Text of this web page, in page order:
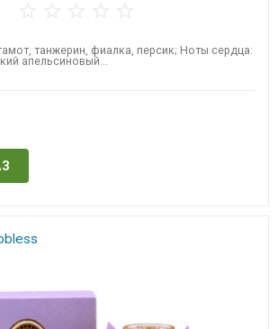
танжерин, фиалка, персик; Ноты сердца:
апельсиновый...